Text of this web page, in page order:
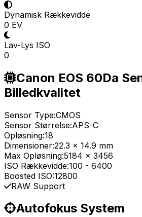
Dynamisk Rækkevidde
0 EV
Lav-Lys ISO
0
Canon EOS 60Da
Billedkvalitet
Sensor Type:CMOS
Sensor Størrelse:APS-C
Opløsning:18
Dimensioner:22.3 x 14.9 mm
Max Opløsning:5184 x 3456
ISO Rækkevidde:100 - 6400
Boosted ISO:12800
RAW Support
Autofokus System